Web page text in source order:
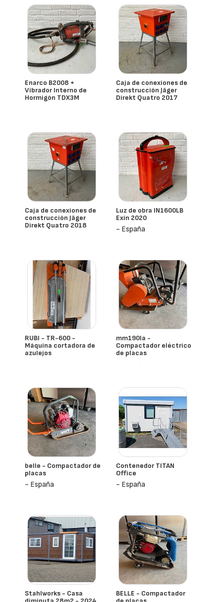
Enarco B2008 +
Vibrador Interno de
Hormigón TDX3M
- España
Caja de conexiones de
construcción Jäger
Direkt Quatro 2017
- España
Caja de conexiones de
construcción Jäger
Direkt Quatro 2018
- España
Luz de obra IN1600LB
Exin 2020
- España
RUBI - TR-600 -
Máquina cortadora de
azulejos
- España
mm190la -
Compactador eléctrico
de placas
- España
belle - Compactador de
placas
- España
Contenedor TITAN
Office
- España
Stahlworks - Casa
BELLE - Compactador